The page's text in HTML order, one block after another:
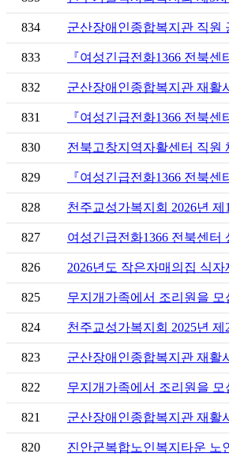
834 군산장애인종합복지관 직원
833 『여성긴급전화1366 전북
832 군산장애인종합복지관 재활
831 『여성긴급전화1366 전북
830 전북고창지역자활센터 직원
829 『여성긴급전화1366 전북
828 천주교성가복지회 2026년
827 여성긴급전화1366 전북센터
826 2026년도 작은자매의집 식
825 무지개가족에서 조리원을 모
824 천주교성가복지회 2025년
823 군산장애인종합복지관 재활
822 무지개가족에서 조리원을 모
821 군산장애인종합복지관 재활
820 진안군복합노인복지타운 노